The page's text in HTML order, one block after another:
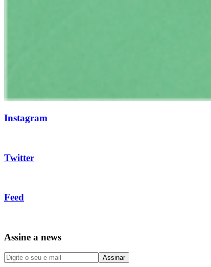
Instagram
Twitter
Feed
Assine a news